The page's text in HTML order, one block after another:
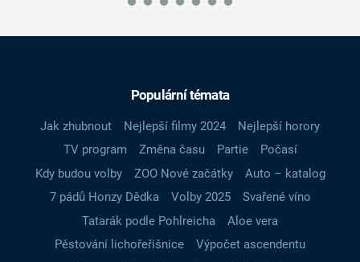
Populární témata
Jak zhubnout Nejlepší filmy 2024
Nejlepší horory
TV program
Změna času Partie
Počasí
Kdy budou volby
ZOO Nové začátky
Auto – katalog
7 pádů Honzy Dědka
Volby 2025
Svařené víno
Tatarák podle Pohlreicha
Aloe vera
Pěstování lichořeřišnice
Výpočet ascendentu